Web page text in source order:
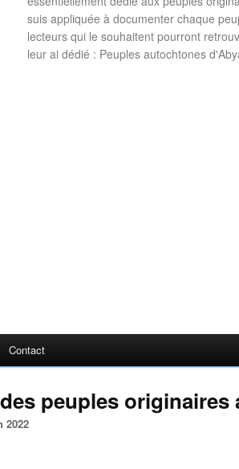
suis appliquée à documenter chaque
lecteurs qui le souhaitent pourront
leur ai dédié : Peuples autochtones
Contact
peuples originaires
2022